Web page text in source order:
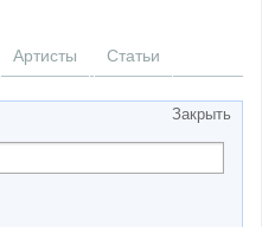
сингл и клип «Everybod...
Артисты Статьи
Закрыть